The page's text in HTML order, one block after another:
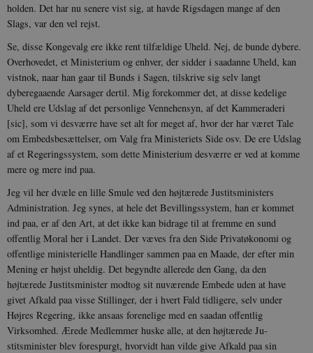
holden. Det har nu senere vist sig, at havde Rigsdagen mange af den
Slags, var den vel rejst.
Se, disse Kongevalg ere ikke rent til­fældige Uheld. Nej, de bunde dybere.
Overhovedet, et Ministerium og enhver, der sidder i saadanne Uheld, kan
vistnok, naar han gaar til Bunds i Sagen, tilskrive sig selv langt
dyberegaaende Aarsager der­til. Mig forekommer det, at disse kede­lige
Uheld ere Udslag af det personlige Vennehensyn, af det Kammeraderi
[sic], som vi desværre have set alt for meget af, hvor der har været Tale
om Embedsbesættelser, om Valg fra Ministeriets Side osv. De ere Udslag
af et Regeringssystem, som dette Ministerium desværre er ved at komme
mere og mere ind paa.
Jeg vil her dvæle en lille Smule ved den højtærede Justitsministers
Administra­tion. Jeg synes, at hele det Bevillings­system, han er kommet
ind paa, er af den Art, at det ikke kan bidrage til at fremme en sund
offentlig Moral her i Landet. Der væves fra den Side Privatøkonomi og
offentlige ministerielle Handlinger sammen paa en Maade, der efter min
Mening er højst uheldig. Det begyndte allerede den Gang, da den
højtærede Justitsminister modtog sit nuværende Embede uden at have
givet Afkald paa visse Stillinger, der i hvert Fald tidligere, selv under
Højres Regering, ikke ansaas forenelige med en saadan offentlig
Virksomhed. Ærede Med­lemmer huske alle, at den højtærede Ju­
stitsminister blev forespurgt, hvorvidt han vilde give Afkald paa sin